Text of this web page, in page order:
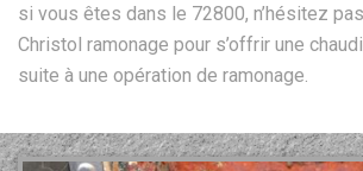
si vous êtes dans le 72800, n’hésitez
Christol ramonage pour s’offrir une
suite à une opération de ramonage.